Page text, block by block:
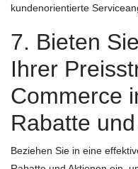
kundenorientierte
7. Bieten
Ihrer
Commerce
Rabatte
Beziehen Sie in eine